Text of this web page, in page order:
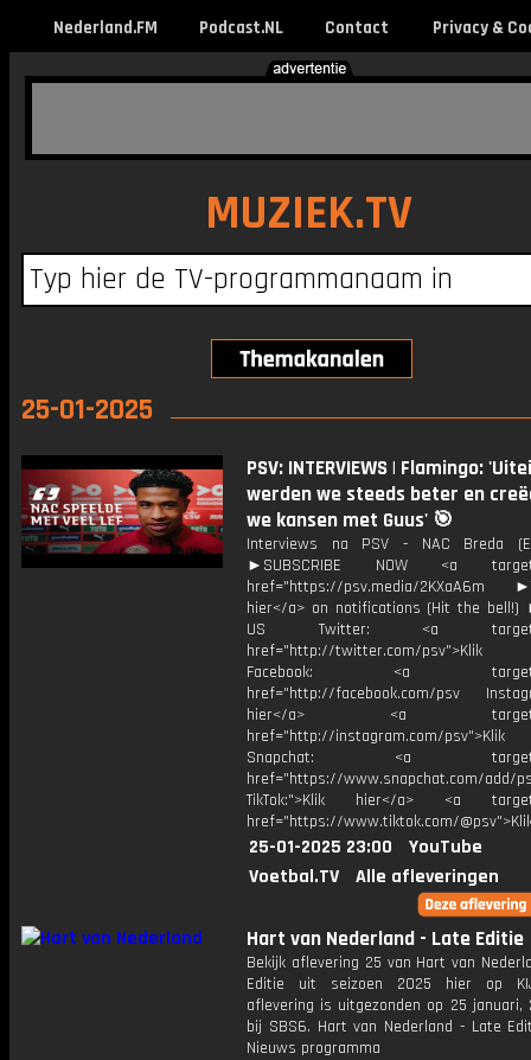
Nederland.FM Podcast.NL Contact Privacy &
MUZIEK.TV
25-01-2025
PSV: INTERVIEWS | Flamingo:
werden we steeds beter en
we kansen met Guus' 🎯
Interviews na PSV - NAC Breda
►SUBSCRIBE NOW <a
href="https://psv.media/2KXaA6m
hier</a> on notifications (Hit the bell!)
US Twitter: <a
href="http://twitter.com/psv">Klik
Facebook: <a
href="http://facebook.com/psv
hier</a> <a
href="http://instagram.com/
Snapchat: <a
href="https://www.snapchat.com/add/
TikTok:">Klik hier</a> <a
href="https://www.tiktok.com/
25-01-2025 23:00
YouTube
Voetbal.TV
Alle afleveringen
Hart van Nederland - Late Editie
Bekijk aflevering 25 van Hart van
Editie uit seizoen 2025 hier op
aflevering is uitgezonden op 25 januari,
bij SBS6. Hart van Nederland - Late
Nieuws programma